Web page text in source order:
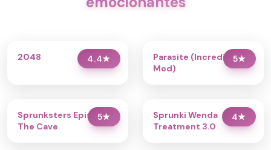
4.4★
2048 5★
Parasite (Incredibox
Mod)
5★
Sprunksters Episode 2:
The Cave
4★
Sprunki Wenda
Treatment 3.0